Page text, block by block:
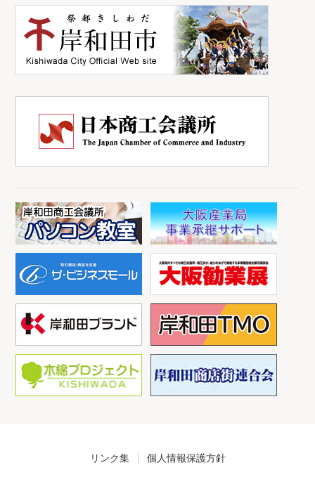
リンク集 個人情報保護方針